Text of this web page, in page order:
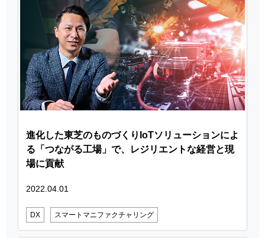
進化した東芝のものづくりIoTソリューションによ
る「つながる工場」で、レジリエントな経営と現
場に貢献
2022.04.01
DX スマートマニファクチャリング